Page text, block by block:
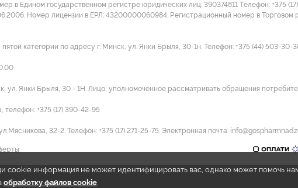
в Едином государственном регистре юридических лиц: 390374811 Tелефон: +375
Номер лицензии в ЕРЛ: 43200000060984. Регистрационный номер в Торговом
категории по адресу г. Минск, ул. Янки Брыля, 30-1н. Телефон: +375 (44) 503-30-
ул. Янки Брыля, 30 - 1Н. Лицо, уполномоченное рассматривать обращения
+375 (17) 390-42-95
32-2. Телефон: +375 (17) 271-25-75. Электронная почта:
cookie информация не может идентифицировать вас, однако может помочь
обработку файлов cookie.